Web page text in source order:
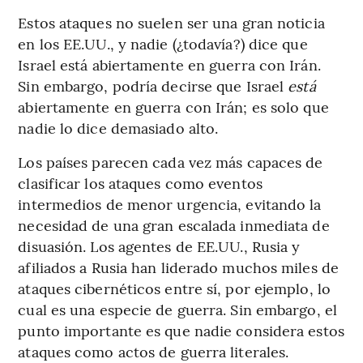
Estos ataques no suelen ser una gran noticia
en los EE.UU., y nadie (¿todavía?) dice que
Israel está abiertamente en guerra con Irán.
Sin embargo, podría decirse que Israel está
abiertamente en guerra con Irán; es solo que
nadie lo dice demasiado alto.
Los países parecen cada vez más capaces de
clasificar los ataques como eventos
intermedios de menor urgencia, evitando la
necesidad de una gran escalada inmediata de
disuasión. Los agentes de EE.UU., Rusia y
afiliados a Rusia han liderado muchos miles de
ataques cibernéticos entre sí, por ejemplo, lo
cual es una especie de guerra. Sin embargo, el
punto importante es que nadie considera estos
ataques como actos de guerra literales.